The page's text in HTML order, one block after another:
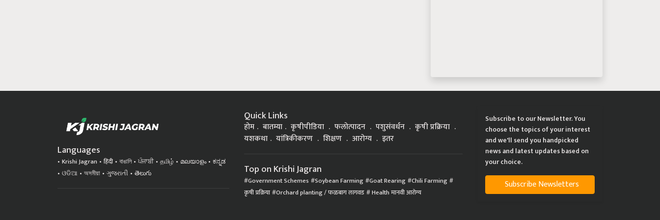
Languages
Krishi Jagran हिंदी বাঙালি ਪੰਜਾਬੀ தமிழ் മലയാളം
ಕನ್ನಡ
ଓଡିଆ
অসমীয়া ગુજરાતી తెలుగు
Quick Links
होम बातम्या कृषीपीडिया फलोत्पादन पशुसंवर्धन
कृषी प्रक्रिया
यशकथा
यांत्रिकीकरण शिक्षण आरोग्य इतर
Top on Krishi Jagran
Government Schemes Soybean Farming Goat Rearing Chili Farming
कृषी प्रक्रिया Orchard planting / फळबाग लागवड Health मानवी आरोग्य
Subscribe to our Newsletter. You
choose the topics of your interest
and we'll send you handpicked
news and latest updates based on
your choice.
Subscribe Newsletters